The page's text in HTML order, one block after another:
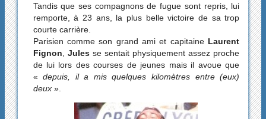
Tandis que ses compagnons de fugue sont repris, lui
remporte, à 23 ans, la plus belle victoire de sa trop
courte carrière.
Parisien comme son grand ami et capitaine Laurent
Fignon
Julesse sentait physiquement assez proche
de lui lors des courses de jeunes mais il avoue que
«depuis, il a mis quelques kilomètres entre (eux)
deux».